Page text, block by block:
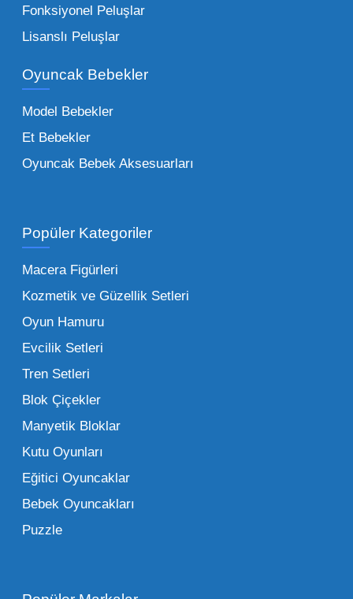
Çocuk Oyuncakları Toptan Seçenekleri:
Bebeklik döneminden ergenliğe kadar geniş
toptan tedariği yaparken, piyasadaki en son
figürlerden geleneksel oyun setlerine kadar
her şeyi portföyümüzde bulabilirsiniz.
İşletmeler için toptan oyuncak satış ve alımı
şüphesiz ki birim maliyetin düşmesidir.
Oyuncak toptan kanalına geçildiğinde,
perakende satış fiyatı ile alış fiyatı arasındaki
makas açılır ve bu da ciddi kâr marjları elde
edilmesini sağlar. Toplu alımlarda uygulanan
dönemlerinde işletmenizin finansal olarak
rahatlamasına yardımcı olur.
Müşterileriniz bir ürünü sorduğunda "yok"
demek, marka sadakatini zedeler. Profesyonel
bir oyuncak toptan satış ortağı ile çalışmak,
Fonksiyonel Peluşlar
Lisanslı Peluşlar
Oyuncak Bebekler
Model Bebekler
Et Bebekler
Oyuncak Bebek Aksesuarları
Popüler Kategoriler
Macera Figürleri
Kozmetik ve Güzellik Setleri
Oyun Hamuru
Evcilik Setleri
Tren Setleri
Blok Çiçekler
Manyetik Bloklar
Kutu Oyunları
Eğitici Oyuncaklar
Bebek Oyuncakları
Puzzle